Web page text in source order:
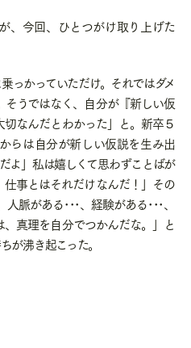
、今回、ひとつがけ取り上げた
っかっていただけ。それではダメ
うではなく、自分が『新しい仮
なんだとわかった」と。新卒５
らは自分が新しい仮説を生み出
よ」私は嬉しくて思わずことばが
事とはそれだけなんだ！」その
脈がある･･･、経験がある･･･、
真理を自分でつかんだな。」と
が沸き起こった。